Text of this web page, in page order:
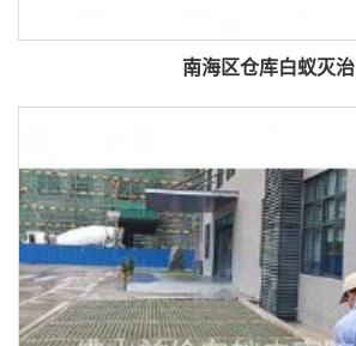
南海区仓库白蚁灭治